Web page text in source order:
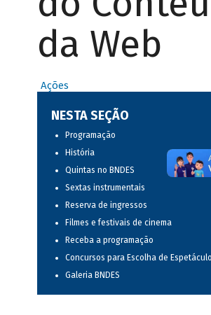
da Web
Ações
NESTA SEÇÃO
Programação
História
Quintas no BNDES
Sextas instrumentais
Reserva de ingressos
Filmes e festivais de cinema
Receba a programação
Concursos para Escolha de
Galeria BNDES